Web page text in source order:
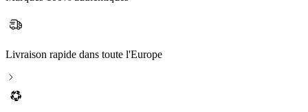
Livraison rapide dans toute l'Europe
Partenaire de la PFA